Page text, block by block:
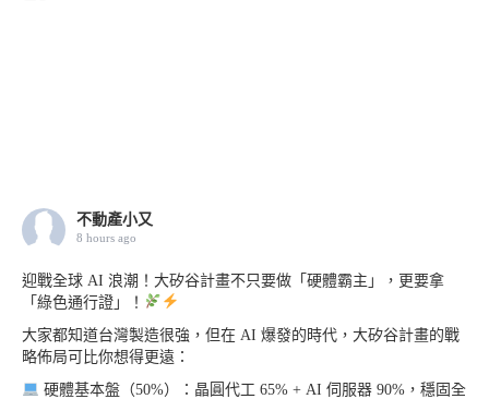
不動產小又
8 hours ago
迎戰全球 AI 浪潮！大矽谷計畫不只要做「硬體霸主」，更要拿
「綠色通行證」！
大家都知道台灣製造很強，但在 AI 爆發的時代，大矽谷計畫的戰
略佈局可比你想得更遠：
硬體基本盤（50%）：晶圓代工 65% + AI 伺服器 90%，穩固全